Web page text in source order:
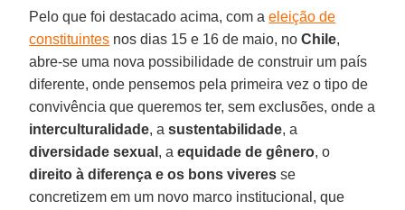
Pelo que foi destacado acima, com aeleição de
constituintes nos dias 15 e 16 de maio, noChile,
abre-se uma nova possibilidade de construir um país
diferente, onde pensemos pela primeira vez o tipo de
convivência que queremos ter, sem exclusões, onde a
interculturalidade, asustentabilidade, a
diversidade sexual , aequidade de gênero, o
direito à diferença e os bons viveres se
concretizem em um novo marco institucional, que